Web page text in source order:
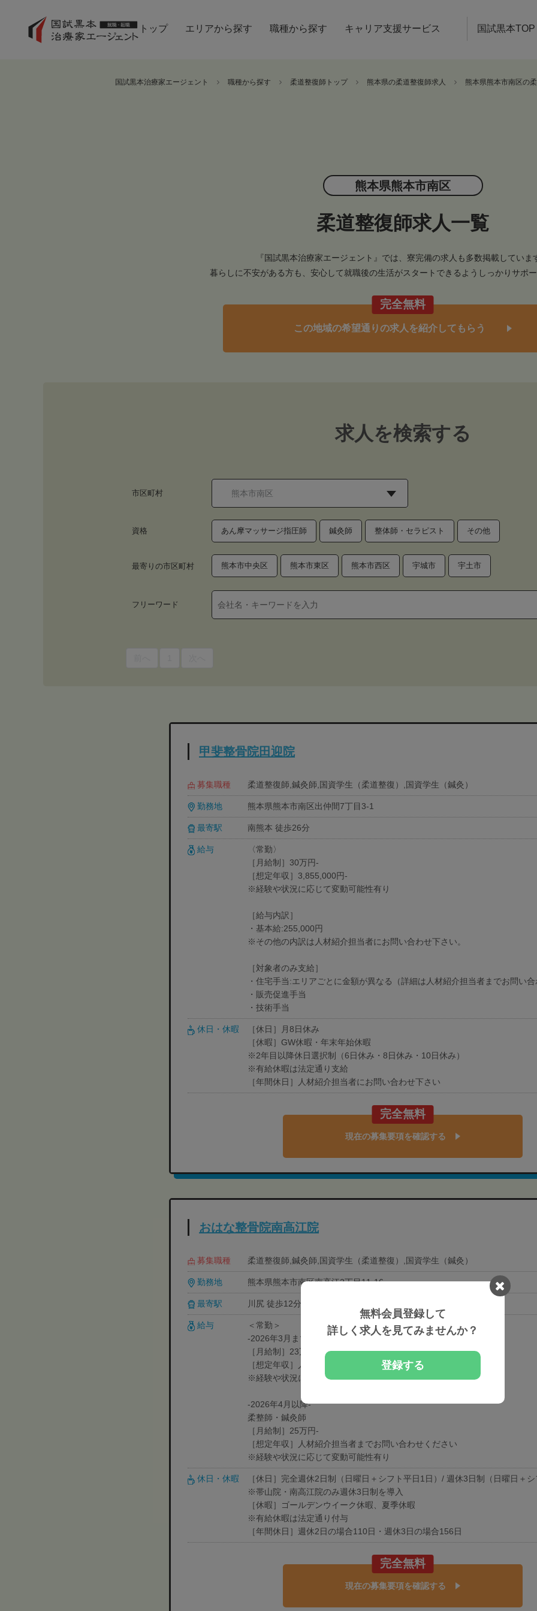
トップ エリアから探す 職種から探す キャリア支援サービス 国試黒本TOP
国試黒本治療家エージェント 職種から探す 柔道整復師トップ 熊本県の柔道整復師求人 熊本県熊本市南区の
熊本県熊本市南区
柔道整復師求人一覧
『国試黒本治療家エージェント』では、寮完備の求人も多数掲載していま
暮らしに不安がある方も、安心して就職後の生活がスタートできるようしっかりサポー
完全無料
この地域の希望通りの求人を紹介してもらう
求人を検索する
市区町村
資格 あん摩マッサージ指圧師 鍼灸師 整体師・セラピスト その他
最寄りの市区町村 熊本市中央区 熊本市東区 熊本市西区 宇城市 宇土市
フリーワード
甲斐整骨院田迎院
募集職種 柔道整復師,鍼灸師,国資学生（柔道整復）,国資学生（鍼灸）
勤務地 熊本県熊本市南区出仲間7丁目3-1
最寄駅 南熊本 徒歩26分
給与
〈常勤〉
［月給制］30万円‐
［想定年収］3,855,000円‐
※経験や状況に応じて変動可能性有り
［給与内訳］
・基本給:255,000円
※その他の内訳は人材紹介担当者にお問い合わせ下さい。
［対象者のみ支給］
・住宅手当:エリアごとに金額が異なる（詳細は人材紹介担当者までお問い合
・販売促進手当
・技術手当
休日・休暇
［休日］月8日休み
［休暇］GW休暇・年末年始休暇
※2年目以降休日選択制（6日休み・8日休み・10日休み）
※有給休暇は法定通り支給
［年間休日］人材紹介担当者にお問い合わせ下さい
完全無料
現在の募集要項を確認する
おはな整骨院南高江院
募集職種 柔道整復師,鍼灸師,国資学生（柔道整復）,国資学生（鍼灸）
勤務地 熊本県熊本市南区南高江2丁目11-16
最寄駅 川尻 徒歩12分
給与
＜常勤＞
‐2026年3月まで‐
［月給制］23万円-
［想定年収］人材紹介担当者までお問い合わせください
※経験や状況に応じて変動可能性有り
‐2026年4月以降‐
柔整師・鍼灸師
［月給制］25万円-
［想定年収］人材紹介担当者までお問い合わせください
※経験や状況に応じて変動可能性有り
休日・休暇
［休日］完全週休2日制（日曜日＋シフト平日1日）/ 週休3日制（日曜日＋シ
※帯山院・南高江院のみ週休3日制を導入
［休暇］ゴールデンウイーク休暇、夏季休暇
※有給休暇は法定通り付与
［年間休日］週休2日の場合110日・週休3日の場合156日
完全無料
現在の募集要項を確認する
無料会員登録して
詳しく求人を見てみませんか？
登録する